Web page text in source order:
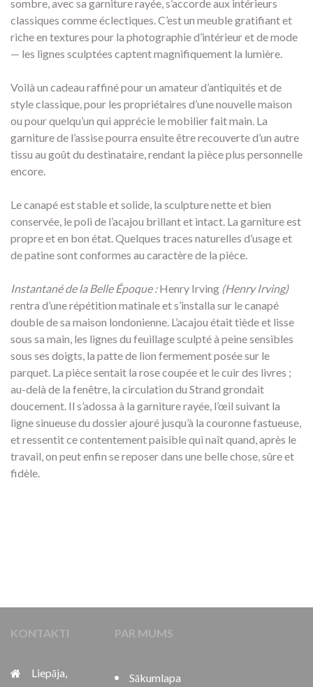
sombre, avec sa garniture rayée, s’accorde aux intérieurs
classiques comme éclectiques. C’est un meuble gratifiant et
riche en textures pour la photographie d’intérieur et de mode
— les lignes sculptées captent magnifiquement la lumière.
Voilà un cadeau raffiné pour un amateur d’antiquités et de
style classique, pour les propriétaires d’une nouvelle maison
ou pour quelqu’un qui apprécie le mobilier fait main. La
garniture de l’assise pourra ensuite être recouverte d’un autre
tissu au goût du destinataire, rendant la pièce plus personnelle
encore.
Le canapé est stable et solide, la sculpture nette et bien
conservée, le poli de l’acajou brillant et intact. La garniture est
propre et en bon état. Quelques traces naturelles d’usage et
de patine sont conformes au caractère de la pièce.
Instantané de la Belle Époque :Henry Irving (Henry Irving)
rentra d’une répétition matinale et s’installa sur le canapé
double de sa maison londonienne. L’acajou était tiède et lisse
sous sa main, les lignes du feuillage sculpté à peine sensibles
sous ses doigts, la patte de lion fermement posée sur le
parquet. La pièce sentait la rose coupée et le cuir des livres ;
au-delà de la fenêtre, la circulation du Strand grondait
doucement. Il s’adossa à la garniture rayée, l’œil suivant la
ligne sinueuse du dossier ajouré jusqu’à la couronne fastueuse,
et ressentit ce contentement paisible qui naît quand, après le
travail, on peut enfin se reposer dans une belle chose, sûre et
fidèle.
KONTAKTI
Liepāja,
PAR MUMS
Sākumlapa